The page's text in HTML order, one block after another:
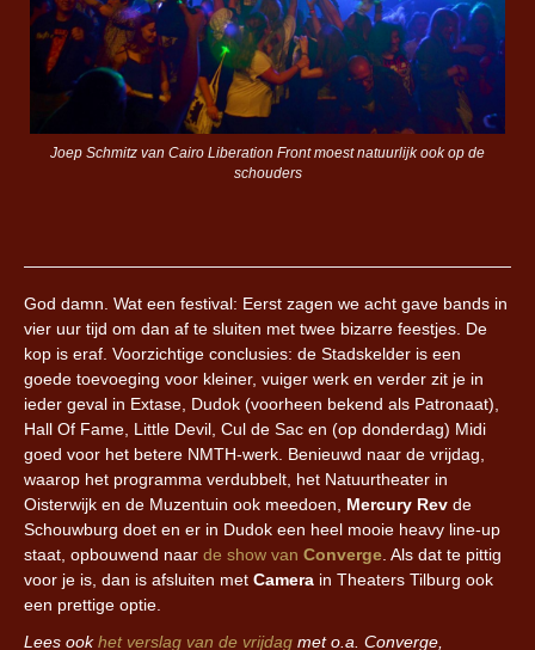
Joep Schmitz van Cairo Liberation Front moest natuurlijk ook op de
schouders
God damn. Wat een festival: Eerst zagen we acht gave bands in
vier uur tijd om dan af te sluiten met twee bizarre feestjes. De
kop is eraf. Voorzichtige conclusies: de Stadskelder is een
goede toevoeging voor kleiner, vuiger werk en verder zit je in
ieder geval in Extase, Dudok (voorheen bekend als Patronaat),
Hall Of Fame, Little Devil, Cul de Sac en (op donderdag) Midi
goed voor het betere NMTH-werk. Benieuwd naar de vrijdag,
waarop het programma verdubbelt, het Natuurtheater in
Oisterwijk en de Muzentuin ook meedoen, Mercury Rev de
Schouwburg doet en er in Dudok een heel mooie heavy line-up
staat, opbouwend naar de show van Converge. Als dat te pittig
voor je is, dan is afsluiten met Camera in Theaters Tilburg ook
een prettige optie.
Lees ookhet verslag van de vrijdag met o.a. Converge,